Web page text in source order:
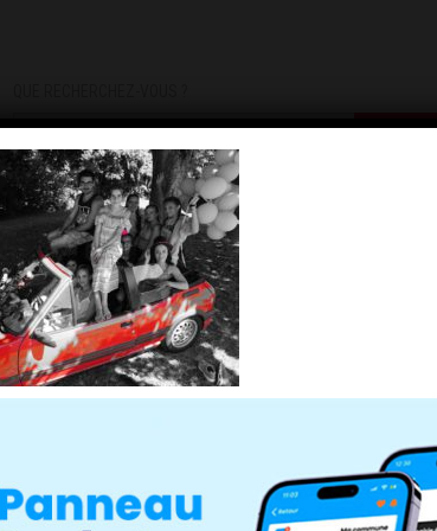
INFOS PRATIQUES